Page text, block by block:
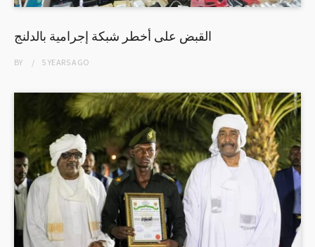
القبض على أخطر شبكة إجرامية بالدلنج
BY 5 YEARSAGO